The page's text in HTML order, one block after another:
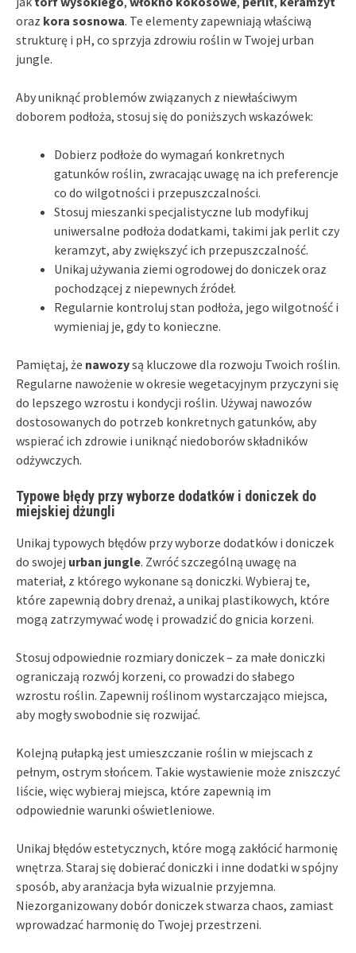
oraz kora sosnowa. Te elementy zapewniają właściwą
strukturę i pH, co sprzyja zdrowiu roślin w Twojej urban
jungle.
Aby uniknąć problemów związanych z niewłaściwym
doborem podłoża, stosuj się do poniższych wskazówek:
Dobierz podłoże do wymagań konkretnych
gatunków roślin, zwracając uwagę na ich preferencje
co do wilgotności i przepuszczalności.
Stosuj mieszanki specjalistyczne lub modyfikuj
uniwersalne podłoża dodatkami, takimi jak perlit czy
keramzyt, aby zwiększyć ich przepuszczalność.
Unikaj używania ziemi ogrodowej do doniczek oraz
pochodzącej z niepewnych źródeł.
Regularnie kontroluj stan podłoża, jego wilgotność i
wymieniaj je, gdy to konieczne.
Pamiętaj, że nawozysą kluczowe dla rozwoju Twoich roślin.
Regularne nawożenie w okresie wegetacyjnym przyczyni się
do lepszego wzrostu i kondycji roślin. Używaj nawozów
dostosowanych do potrzeb konkretnych gatunków, aby
wspierać ich zdrowie i uniknąć niedoborów składników
odżywczych.
Typowe błędy przy wyborze dodatków i doniczek do
miejskiej dżungli
Unikaj typowych błędów przy wyborze dodatków i doniczek
do swojej urban jungle. Zwróć szczególną uwagę na
materiał, z którego wykonane są doniczki. Wybieraj te,
które zapewnią dobry drenaż, a unikaj plastikowych, które
mogą zatrzymywać wodę i prowadzić do gnicia korzeni.
Stosuj odpowiednie rozmiary doniczek – za małe doniczki
ograniczają rozwój korzeni, co prowadzi do słabego
wzrostu roślin. Zapewnij roślinom wystarczająco miejsca,
aby mogły swobodnie się rozwijać.
Kolejną pułapką jest umieszczanie roślin w miejscach z
pełnym, ostrym słońcem. Takie wystawienie może zniszczyć
liście, więc wybieraj miejsca, które zapewnią im
odpowiednie warunki oświetleniowe.
Unikaj błędów estetycznych, które mogą zakłócić harmonię
wnętrza. Staraj się dobierać doniczki i inne dodatki w spójny
sposób, aby aranżacja była wizualnie przyjemna.
Niezorganizowany dobór doniczek stwarza chaos, zamiast
wprowadzać harmonię do Twojej przestrzeni.